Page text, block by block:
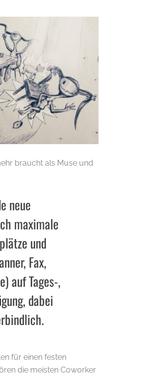
braucht als Muse und
neue
maximale
und
Fax,
auf Tages-,
dabei
für einen festen
die meisten Coworker